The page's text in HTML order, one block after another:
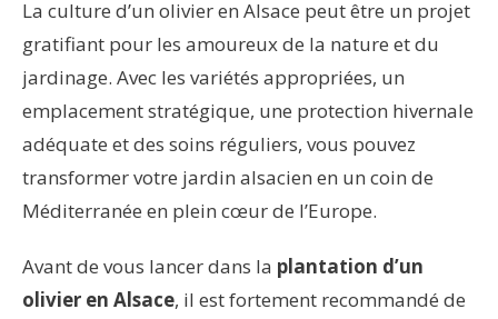
La culture d’un olivier en Alsace peut être un projet
gratifiant pour les amoureux de la nature et du
jardinage. Avec les variétés appropriées, un
emplacement stratégique, une protection hivernale
adéquate et des soins réguliers, vous pouvez
transformer votre jardin alsacien en un coin de
Méditerranée en plein cœur de l’Europe.
Avant de vous lancer dans la plantation d’un
olivier en Alsace, il est fortement recommandé de